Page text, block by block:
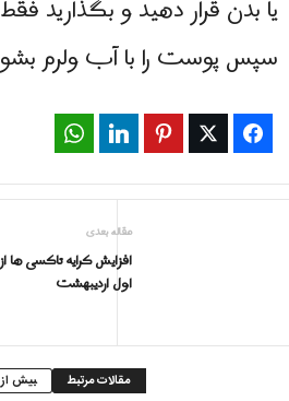
سپس پوست را با آب ولرم
Facebook
Twitter
Pinterest
LinkedIn
مقاله بعدی
افزایش کرایه تاکسی ها از
اول اردیبهشت
مقالات مرتبط بیش از